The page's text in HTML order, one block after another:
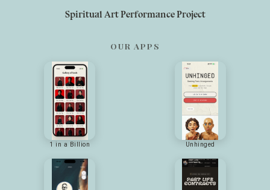
Spiritual Art Performance Project
OUR APPS
1 in a Billion Unhinged